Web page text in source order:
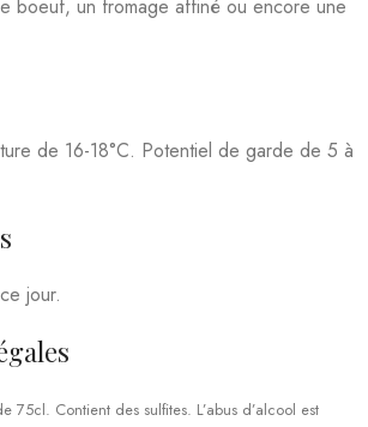
boeuf, un fromage affiné ou encore une
de 16-18°C. Potentiel de garde de 5 à
jour.
75cl. Contient des sulfites. L’abus d’alcool est